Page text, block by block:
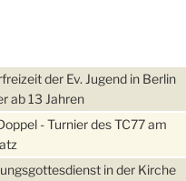
der Ev. Jugend in Berlin
ab 13 Jahren
- Turnier des TC77 am
in der Kirche